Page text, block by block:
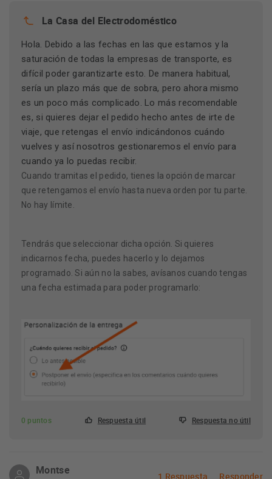
La Casa del Electrodoméstico
Hola. Debido a las fechas en las que estamos y la
saturación de todas la empresas de transporte, es
difícil poder garantizarte esto. De manera habitual,
sería un plazo más que de sobra, pero ahora mismo
es un poco más complicado. Lo más recomendable
es, si quieres dejar el pedido hecho antes de irte de
viaje, que retengas el envío indicándonos cuándo
vuelves y así nosotros gestionaremos el envío para
cuando ya lo puedas recibir.
Cuando tramitas el pedido, tienes la opción de marcar
que retengamos el envío hasta nueva orden por tu parte.
No hay límite.
Tendrás que seleccionar dicha opción. Si quieres
indicarnos fecha, puedes hacerlo y lo dejamos
programado. Si aún no la sabes, avísanos cuando tengas
una fecha estimada para poder programarlo:
0 puntos Respuesta útil Respuesta no útil
Montse 1 Respuesta Responder